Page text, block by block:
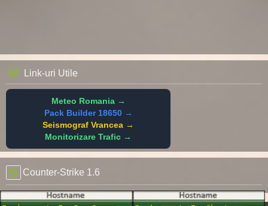
Link-uri Utile
Meteo Romania →
Pack Builder 18650 →
Seismograf Vrancea →
Monitorizare Trafic →
Counter-Strike 1.6